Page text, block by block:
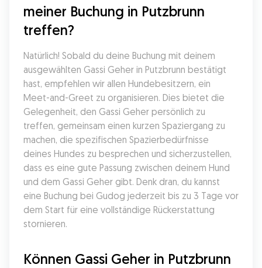
meiner Buchung in Putzbrunn
treffen?
Natürlich! Sobald du deine Buchung mit deinem
ausgewählten Gassi Geher in Putzbrunn bestätigt
hast, empfehlen wir allen Hundebesitzern, ein
Meet-and-Greet zu organisieren. Dies bietet die
Gelegenheit, den Gassi Geher persönlich zu
treffen, gemeinsam einen kurzen Spaziergang zu
machen, die spezifischen Spazierbedürfnisse
deines Hundes zu besprechen und sicherzustellen,
dass es eine gute Passung zwischen deinem Hund
und dem Gassi Geher gibt. Denk dran, du kannst
eine Buchung bei Gudog jederzeit bis zu 3 Tage vor
dem Start für eine vollständige Rückerstattung
stornieren.
Können Gassi Geher in Putzbrunn